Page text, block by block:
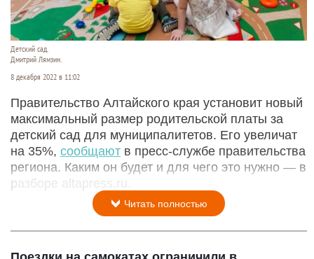
Детский сад.
Дмитрий Лямзин.
8 декабря 2022 в 11:02
Правительство Алтайского края установит новый
максимальный размер родительской платы за
детский сад для муниципалитетов. Его увеличат
на 35%, сообщают в пресс-службе правительства
региона. Каким он будет и для чего это нужно — в
разборе altapress.ru.
Читать полностью